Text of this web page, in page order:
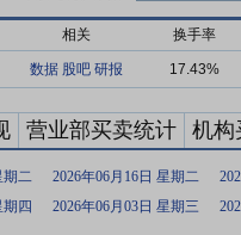
相关 换手率
数据 股吧 研报 17.43%
营业部买卖统计 机构
期二 2026年06月16日 星期二
期四 2026年06月03日 星期三